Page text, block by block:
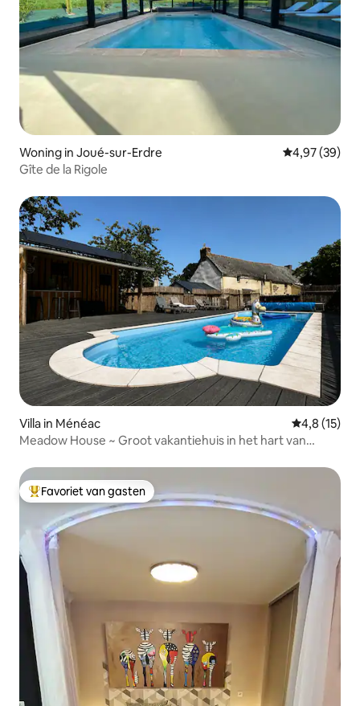
Woning in Joué-sur-Erdre Gemiddelde
4,97 (39)
Gîte de la Rigole
Villa in Ménéac
4,8 (15)
Meadow House ~ Groot vakantiehuis in het hart van
Topfavoriet van gasten
Favoriet van gasten